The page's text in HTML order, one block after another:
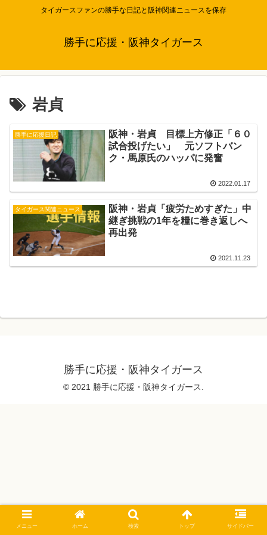
タイガースファンの勝手な日記と阪神関連ニュースを保存
勝手に応援・阪神タイガース
岩貞
勝手に応援日記
阪神・岩貞 目標上方修正「６０
試合投げたい」 元ソフトバン
ク・馬原氏のハッパに発奮
2022.01.17
タイガース関連ニュース
阪神・岩貞「疲労ためすぎた」中
継ぎ挑戦の1年を糧に巻き返しへ
再出発
2021.11.23
勝手に応援・阪神タイガース
© 2021 勝手に応援・阪神タイガース.
メニュー ホーム 検索 トップ サイドバー